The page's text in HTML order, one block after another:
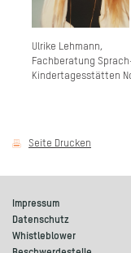
Ulrike Lehmann,
Fachberatung
Kindertagesstätten
Seite Drucken
Impressum
Datenschutz
Whistleblower